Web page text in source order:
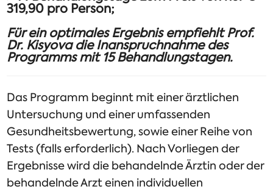
319,90 pro Person;
Für ein optimales Ergebnis empfiehlt Prof.
Dr. Kisyova die Inanspruchnahme des
Programms mit 15 Behandlungstagen.
Das Programm beginnt mit einer ärztlichen
Untersuchung und einer umfassenden
Gesundheitsbewertung, sowie einer Reihe von
Tests (falls erforderlich). Nach Vorliegen der
Ergebnisse wird die behandelnde Ärztin oder der
behandelnde Arzt einen individuellen